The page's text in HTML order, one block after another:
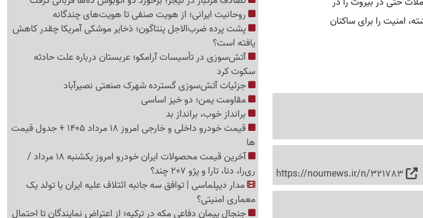
می‌کنیم، با این توافق برای اولین بار در ۵۰ سال گذشته، امنیت را برای ساکنان
https://nournews.ir/n/321783
روحانیت ایرانی؛ از هویت صنفی تا هویت‌های چندگانه
پشت پرده ضرب‌الاجل پنتاگون؛ ذخایر موشکی آمریکا چقدر کاهش
یافته است؟
آتش‌سوزی در تأسیسات آرامکو؛ عربستان درباره علت حادثه
سکوت کرد
جزئیات آتش‌سوزی گسترده شهرک صنعتی نصیرآباد
مقاومت یمن؛ دو خیز اساسی
برانداز خوب، برانداز بد
قیمت خودرو داخلی و خارجی امروز 18 مرداد 1405 + جدول قیمت
ها
آخرین قیمت محصولات ایران خودرو امروز یکشنبه 18 مرداد /
ری‌را، دنا، تارا و پژو 207 چند؟
مدار دیپلماسی | توافق سه جانبه ائتلاف علیه ایران یا تولد یک
معماری امنیتی؟
جنجال پیمان دفاعی مکه در ترکیه؛ از اعتراض نمایندگان تا احتمال